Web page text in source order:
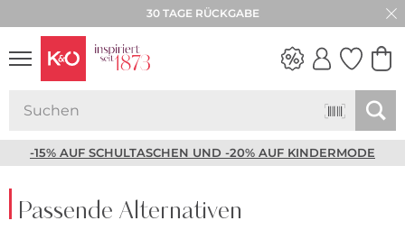
30 TAGE RÜCKGABE
-15% AUF SCHULTASCHEN UND -20% AUF KINDERMODE
Passende Alternativen